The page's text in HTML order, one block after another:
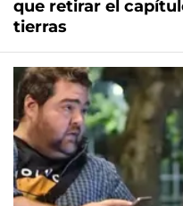
que retirar el
tierras